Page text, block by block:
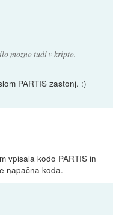
mozno tudi v kripto.
PARTIS zastonj. :)
vpisala kodo PARTIS in
napačna koda.